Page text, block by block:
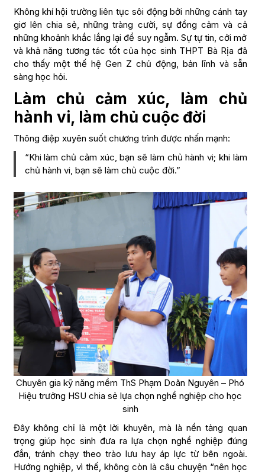
Không khí hội trường liên tục sôi động bởi những cánh tay
giơ lên chia sẻ, những tràng cười, sự đồng cảm và cả
những khoảnh khắc lắng lại để suy ngẫm. Sự tự tin, cởi mở
và khả năng tương tác tốt của học sinh THPT Bà Rịa đã
cho thấy một thế hệ Gen Z chủ động, bản lĩnh và sẵn
sàng học hỏi.
Làm chủ cảm xúc, làm chủ
hành vi, làm chủ cuộc đời
Thông điệp xuyên suốt chương trình được nhấn mạnh:
“Khi làm chủ cảm xúc, bạn sẽ làm chủ hành vi; khi làm
chủ hành vi, bạn sẽ làm chủ cuộc đời.”
Chuyên gia kỹ năng mềm ThS Phạm Doãn Nguyên – Phó
Hiệu trưởng HSU chia sẻ lựa chọn nghề nghiệp cho học
sinh
Đây không chỉ là một lời khuyên, mà là nền tảng quan
trọng giúp học sinh đưa ra lựa chọn nghề nghiệp đúng
đắn, tránh chạy theo trào lưu hay áp lực từ bên ngoài.
Hướng nghiệp, vì thế, không còn là câu chuyện “nên học